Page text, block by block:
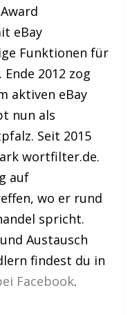
eBay
Funktionen für
2012 zog
aktiven eBay
nun als
Seit 2015
wortfilter.de.
auf
wo er rund
spricht.
Austausch
findest du in
Facebook.